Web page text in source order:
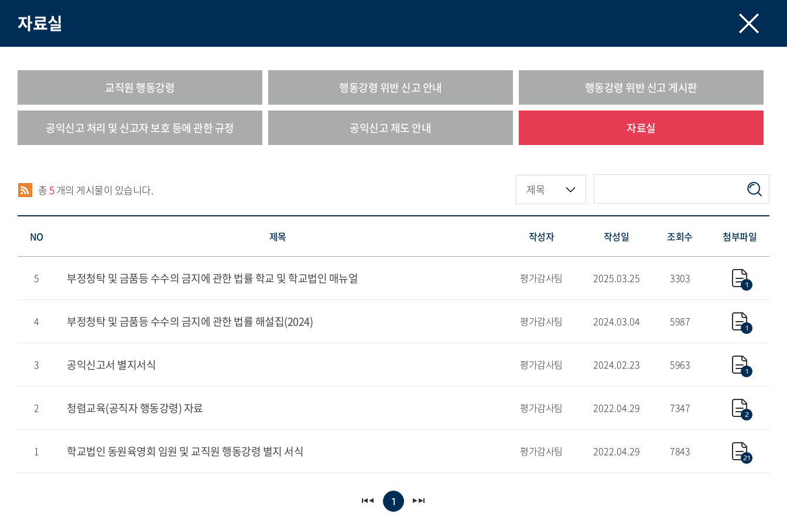
자료실
교직원 행동강령 행동강령 위반 신고 안내 행동강령 위반 신고 게시판
공익신고 처리 및 신고자 보호 등에 관한 규정 공익신고 제도 안내 자료실
총5개의 게시물이 있습니다.
NO 제목 작성자 작성일 조회수 첨부파일
5 부정청탁 및 금품등 수수의 금지에 관한 법률 학교 및 학교법인 매뉴얼 평가감사팀 2025.03.25 3303 1
4 부정청탁 및 금품등 수수의 금지에 관한 법률 해설집(2024) 평가감사팀 2024.03.04 5987 1
3 공익신고서 별지서식 평가감사팀 2024.02.23 5963 1
2 청렴교육(공직자 행동강령) 자료 평가감사팀 2022.04.29 7347 2
1 학교법인 동원육영회 임원 및 교직원 행동강령 별지 서식 평가감사팀 2022.04.29 7843 21
1